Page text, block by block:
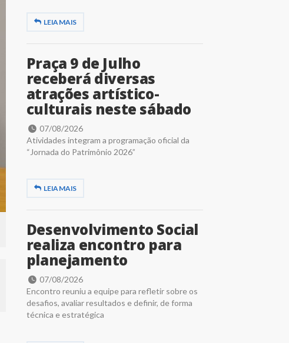
LEIA MAIS
Praça 9 de Julho
receberá diversas
atrações artístico-
culturais neste sábado
07/08/2026
Atividades integram a programação oficial da
“Jornada do Patrimônio 2026”
LEIA MAIS
Desenvolvimento Social
realiza encontro para
planejamento
07/08/2026
Encontro reuniu a equipe para refletir sobre os
desafios, avaliar resultados e definir, de forma
técnica e estratégica